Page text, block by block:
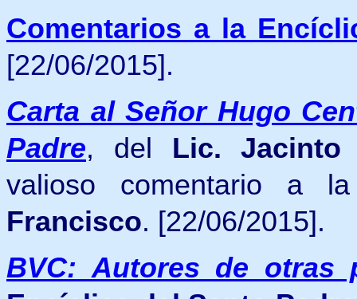
Comentarios a la
[22/06/2015].
Carta al Señor Hugo
Padre, del Lic. Jacinto
valioso comentario a
Francisco. [22/06/2015].
BVC: Autores de otras